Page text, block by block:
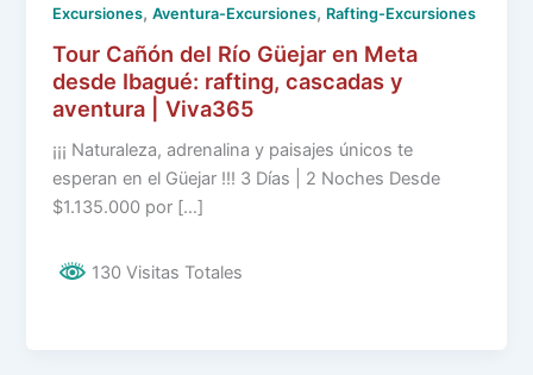
Excursiones,Aventura-Excursiones, Rafting-Excursiones
Tour Cañón del Río Güejar en Meta
desde Ibagué: rafting, cascadas y
aventura | Viva365
¡¡¡ Naturaleza, adrenalina y paisajes únicos te
esperan en el Güejar !!! 3 Días | 2 Noches Desde
$1.135.000 por […]
130 Visitas Totales